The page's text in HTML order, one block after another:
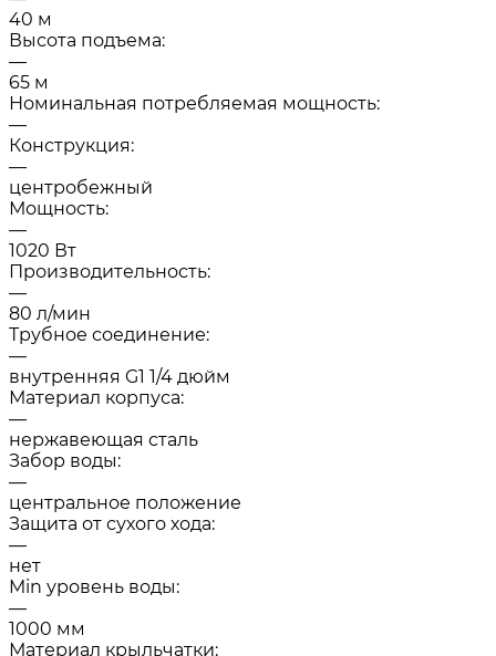
40 м
Высота подъема:
—
65 м
Номинальная потребляемая мощность:
—
Конструкция:
—
центробежный
Мощность:
—
1020 Вт
Производительность:
—
80 л/мин
Трубное соединение:
—
внутренняя G1 1/4 дюйм
Материал корпуса:
—
нержавеющая сталь
Забор воды:
—
центральное положение
Защита от сухого хода:
—
нет
Min уровень воды:
—
1000 мм
Материал крыльчатки: